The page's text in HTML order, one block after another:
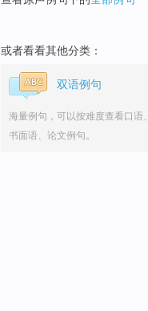
或者看看其他分类：
双语例句
海量例句，可以按难度查看口语、
书面语、论文例句。